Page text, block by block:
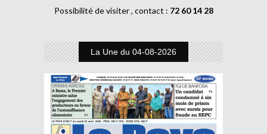
Possibilité de visiter , contact : 72 60 14 28
La Une du 04-08-2026